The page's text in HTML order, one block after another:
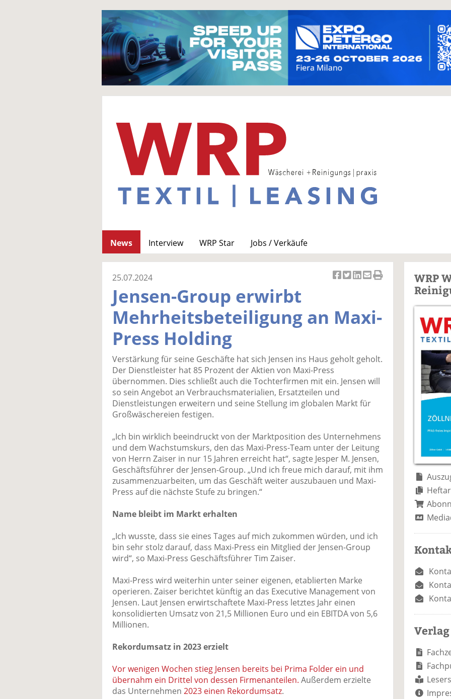
News Interview WRP Star
Jobs / Verkäufe
k
el
ac
e
b
o
o
il
e
n
k
el
er
el
n
e
di
n
il
e
n
el
E
m
l
v
er
d
e
n
k
el
ck
e
n
25.07.2024
Jensen-Group erwirbt
Mehrheitsbeteiligung an Maxi-
Press Holding
Verstärkung für seine Geschäfte hat sich Jensen ins Haus geholt geholt.
Der Dienstleister hat 85 Prozent der Aktien von Maxi-Press
übernommen. Dies schließt auch die Tochterfirmen mit ein. Jensen will
so sein Angebot an Verbrauchsmaterialien, Ersatzteilen und
Dienstleistungen erweitern und seine Stellung im globalen Markt für
Großwäschereien festigen.
„Ich bin wirklich beeindruckt von der Marktposition des Unternehmens
und dem Wachstumskurs, den das Maxi-Press-Team unter der Leitung
von Herrn Zaiser in nur 15 Jahren erreicht hat“, sagte Jesper M. Jensen,
Geschäftsführer der Jensen-Group. „Und ich freue mich darauf, mit ihm
zusammenzuarbeiten, um das Geschäft weiter auszubauen und Maxi-
Press auf die nächste Stufe zu bringen.“
Name bleibt im Markt erhalten
„Ich wusste, dass sie eines Tages auf mich zukommen würden, und ich
bin sehr stolz darauf, dass Maxi-Press ein Mitglied der Jensen-Group
wird“, so Maxi-Press Geschäftsführer Tim Zaiser.
Maxi-Press wird weiterhin unter seiner eigenen, etablierten Marke
operieren. Zaiser berichtet künftig an das Executive Management von
Jensen. Laut Jensen erwirtschaftete Maxi-Press letztes Jahr einen
konsolidierten Umsatz von 21,5 Millionen Euro und ein EBITDA von 5,6
Millionen.
Rekordumsatz in 2023 erzielt
Vor wenigen Wochen stieg Jensen bereits bei Prima Folder ein und
übernahm ein Drittel von dessen Firmenanteilen. Außerdem erzielte
das Unternehmen 2023 einen Rekordumsatz.
WRP
Verlag